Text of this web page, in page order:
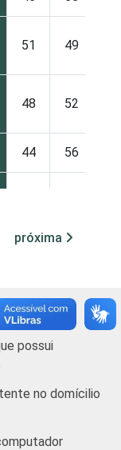
51 49
48 52
44 56
63 37
51
próxima
possui
no domícilio